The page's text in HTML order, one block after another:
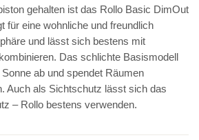
gehalten ist das Rollo Basic DimOut
für eine wohnliche und freundlich
und lässt sich bestens mit
Das schlichte Basismodell
ab und spendet Räumen
Auch als Sichtschutz lässt sich das
– Rollo bestens verwenden.